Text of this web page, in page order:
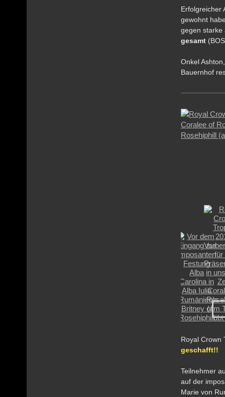
Erfolgreicher
gewohnt
gegen
gesamt
Onkel
Bauernhof
Royal
geschafft!!
Teilnehmer
auf der
Marie von